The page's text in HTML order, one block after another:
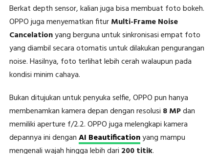
Berkat depth sensor, kalian juga bisa membuat foto bokeh.
OPPO juga menyematkan fiturMulti-Frame Noise
Cancelationyang berguna untuk sinkronisasi empat foto
yang diambil secara otomatis untuk dilakukan pengurangan
noise. Hasilnya, foto terlihat lebih cerah walaupun pada
kondisi minim cahaya.
Bukan ditujukan untuk penyuka selfie, OPPO pun hanya
membenamkan kamera depan dengan resolusi 8 MPdan
memiliki aperture f/2.2. OPPO juga melengkapi kamera
depannya ini denganAI Beautificationyang mampu
mengenali wajah hingga lebih dari 200 titik.